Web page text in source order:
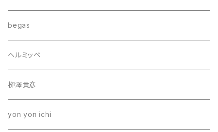
begas
ヘルミッペ
栁澤貴彦
yon yon ichi